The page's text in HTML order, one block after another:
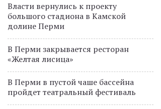
Власти вернулись к проекту
большого стадиона в Камской
долине Перми
В Перми закрывается ресторан
«Желтая лисица»
В Перми в пустой чаше бассейна
пройдет театральный фестиваль